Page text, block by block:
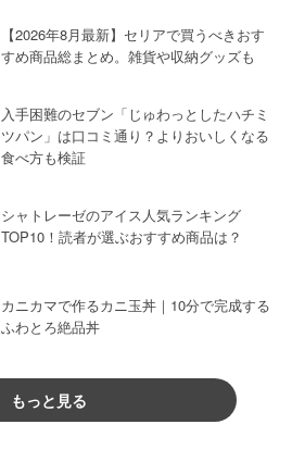
【2026年8月最新】セリアで買うべきおす
すめ商品総まとめ。雑貨や収納グッズも
入手困難のセブン「じゅわっとしたハチミ
ツパン」は口コミ通り？よりおいしくなる
食べ方も検証
シャトレーゼのアイス人気ランキング
TOP10！読者が選ぶおすすめ商品は？
カニカマで作るカニ玉丼｜10分で完成する
ふわとろ絶品丼
もっと見る